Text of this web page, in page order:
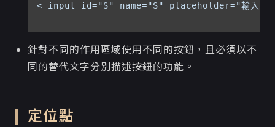
< input id="S" name="S" placeholder="輸入
針對不同的作用區域使用不同的按鈕，且必須以不
同的替代文字分別描述按鈕的功能。
定位點